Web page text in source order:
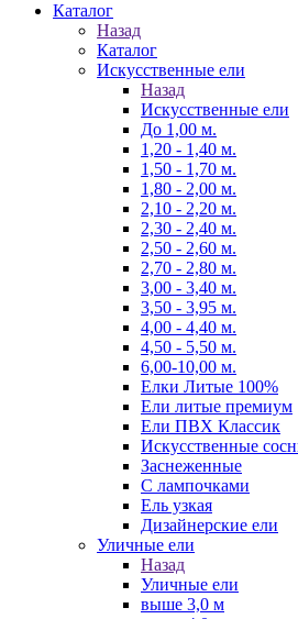
Каталог
Назад
Каталог
Искусственные ели
Назад
Искусственные ели
До 1,00 м.
1,20 - 1,40 м.
1,50 - 1,70 м.
1,80 - 2,00 м.
2,10 - 2,20 м.
2,30 - 2,40 м.
2,50 - 2,60 м.
2,70 - 2,80 м.
3,00 - 3,40 м.
3,50 - 3,95 м.
4,00 - 4,40 м.
4,50 - 5,50 м.
6,00-10,00 м.
Елки Литые 100%
Ели литые премиум
Ели ПВХ Классик
Искусственные
Заснеженные
С лампочками
Ель узкая
Дизайнерские ели
Уличные ели
Назад
Уличные ели
выше 3,0 м